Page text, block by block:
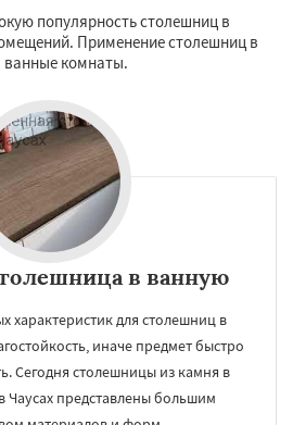
популярность столешниц в
Применение столешниц в
ванные комнаты.
в ванную
характеристик для столешниц в
иначе предмет быстро
Сегодня столешницы из камня в
Чаусах представлены большим